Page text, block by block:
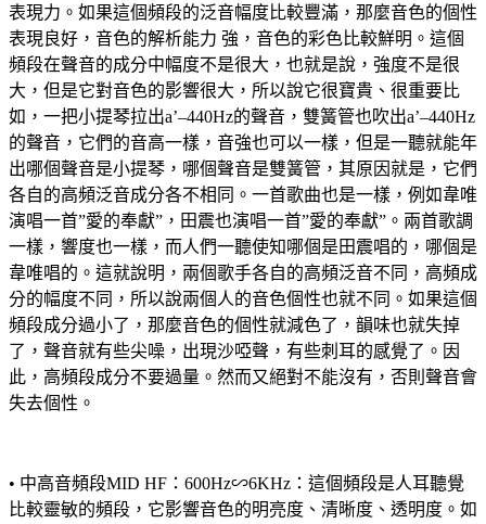
表現力。如果這個頻段的泛音幅度比較豐滿，那麼音色的個性
表現良好，音色的解析能力 強，音色的彩色比較鮮明。這個
頻段在聲音的成分中幅度不是很大，也就是說，強度不是很
大，但是它對音色的影響很大，所以說它很寶貴、很重要比
如，一把小提琴拉出a’–440Hz的聲音，雙簧管也吹出a’–440Hz
的聲音，它們的音高一樣，音強也可以一樣，但是一聽就能年
出哪個聲音是小提琴，哪個聲音是雙簧管，其原因就是，它們
各自的高頻泛音成分各不相同。一首歌曲也是一樣，例如韋唯
演唱一首”愛的奉獻”，田震也演唱一首”愛的奉獻”。兩首歌調
一樣，響度也一樣，而人們一聽使知哪個是田震唱的，哪個是
韋唯唱的。這就說明，兩個歌手各自的高頻泛音不同，高頻成
分的幅度不同，所以說兩個人的音色個性也就不同。如果這個
頻段成分過小了，那麼音色的個性就減色了，韻味也就失掉
了，聲音就有些尖噪，出現沙啞聲，有些刺耳的感覺了。因
此，高頻段成分不要過量。然而又絕對不能沒有，否則聲音會
失去個性。
• 中高音頻段MID HF：600Hz∽6KHz：這個頻段是人耳聽覺
比較靈敏的頻段，它影響音色的明亮度、清晰度、透明度。如